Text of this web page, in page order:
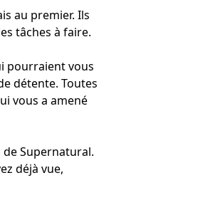
au premier. Ils
tâches à faire.
pourraient vous
détente. Toutes
vous a amené
Supernatural.
déjà vue,